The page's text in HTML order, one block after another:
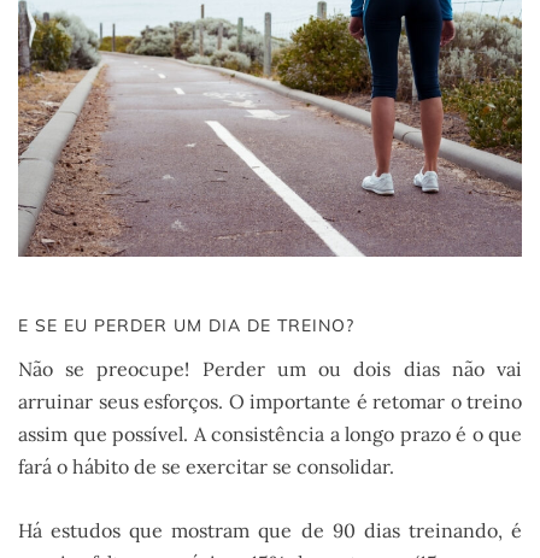
E SE EU PERDER UM DIA DE TREINO?
Não se preocupe! Perder um ou dois dias não vai
arruinar seus esforços. O importante é retomar o treino
assim que possível. A consistência a longo prazo é o que
fará o hábito de se exercitar se consolidar.
Há estudos que mostram que de 90 dias treinando, é